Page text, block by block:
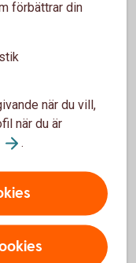
traditionella
000 kr.
förbättrar din
när du vill,
när du är
.